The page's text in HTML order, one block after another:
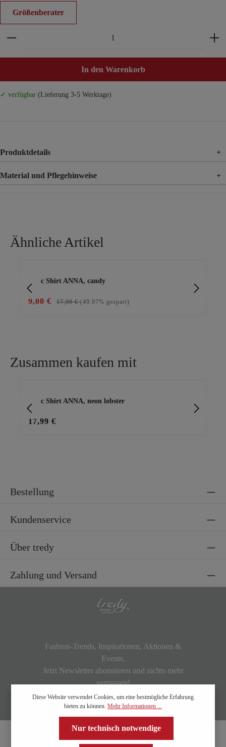
Größenberater
Produkt Anzahl: Gib den gewünschten Wert ein
In den Warenkorb
✓ verfügbar (Lieferung 3-5 Werktage)
Produktdetails +
Material und Pflegehinweise +
Ähnliche Artikel
Basic Shirt ANNA, candy
9,00 € 17,99 €(49.97% gespart)
Zusammen kaufen mit
Basic Shirt ANNA, neon lobster
17,99 €
Bestellung
Kundenservice
Über tredy
Zahlung und Versand
Fashion-Trends, Inspirationen, Aktionen &
Events.
Jetzt Newsletter abonnieren und nichts mehr
verpassen!
Diese Website verwendet Cookies, um eine bestmögliche Erfahrung
bieten zu können. Mehr Informationen ...
Nur technisch notwendige